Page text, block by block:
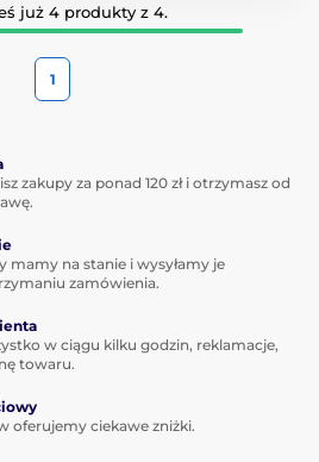
już 4 produkty z 4.
1
zakupy za ponad 120 zł i otrzymasz od
mamy na stanie i wysyłamy je
zamówienia.
w ciągu kilku godzin, reklamacje,
towaru.
oferujemy ciekawe zniżki.